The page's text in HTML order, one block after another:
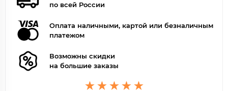
по всей России
Оплата наличными, картой или безналичным
платежом
Возможны скидки
на большие заказы